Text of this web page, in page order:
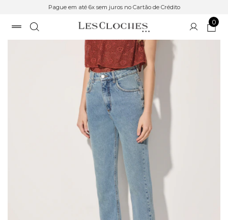
Pague em até 6x sem juros no Cartão de Crédito
0